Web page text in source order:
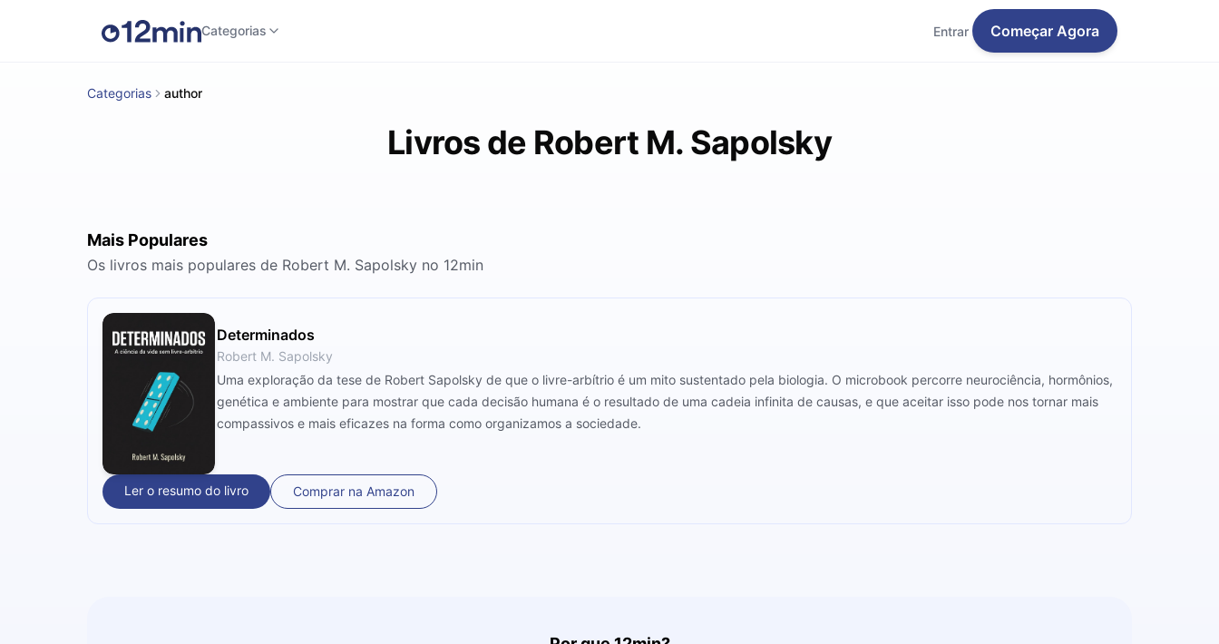
Categorias Entrar Começar Agora
Categorias author
Livros de Robert M. Sapolsky
Mais Populares
Os livros mais populares de Robert M. Sapolsky no 12min
Determinados
Robert M. Sapolsky
Uma exploração da tese de Robert Sapolsky de que o livre-arbítrio é um mito sustentado pela biologia. O microbook percorre neurociência, hormônios,
genética e ambiente para mostrar que cada decisão humana é o resultado de uma cadeia infinita de causas, e que aceitar isso pode nos tornar mais
compassivos e mais eficazes na forma como organizamos a sociedade.
Ler o resumo do livro Comprar na Amazon